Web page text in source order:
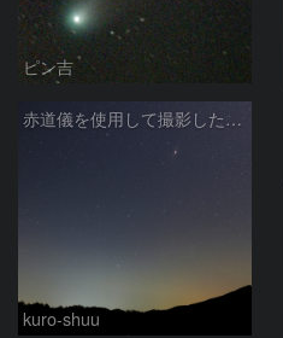
ピン吉
赤道儀を使用して撮影した画像のSequatorによるコンポジット結果
kuro-shuu